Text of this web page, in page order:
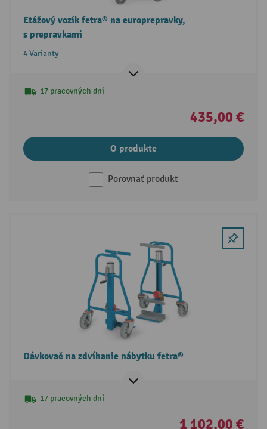
Etážový vozík fetra® na europrepravky,
s prepravkami
4 Varianty
17 pracovných dní
435,00 €
O produkte
Porovnať produkt
Dávkovač na zdvíhanie nábytku fetra®
17 pracovných dní
1 102,00 €